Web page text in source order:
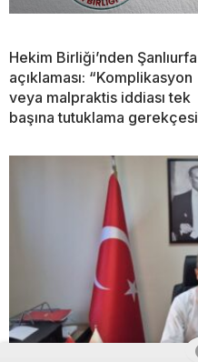
Hekim Birliği’nden Şanlıurfa
açıklaması: “Komplikasyon
veya malpraktis iddiası tek
başına tutuklama gerekçesi